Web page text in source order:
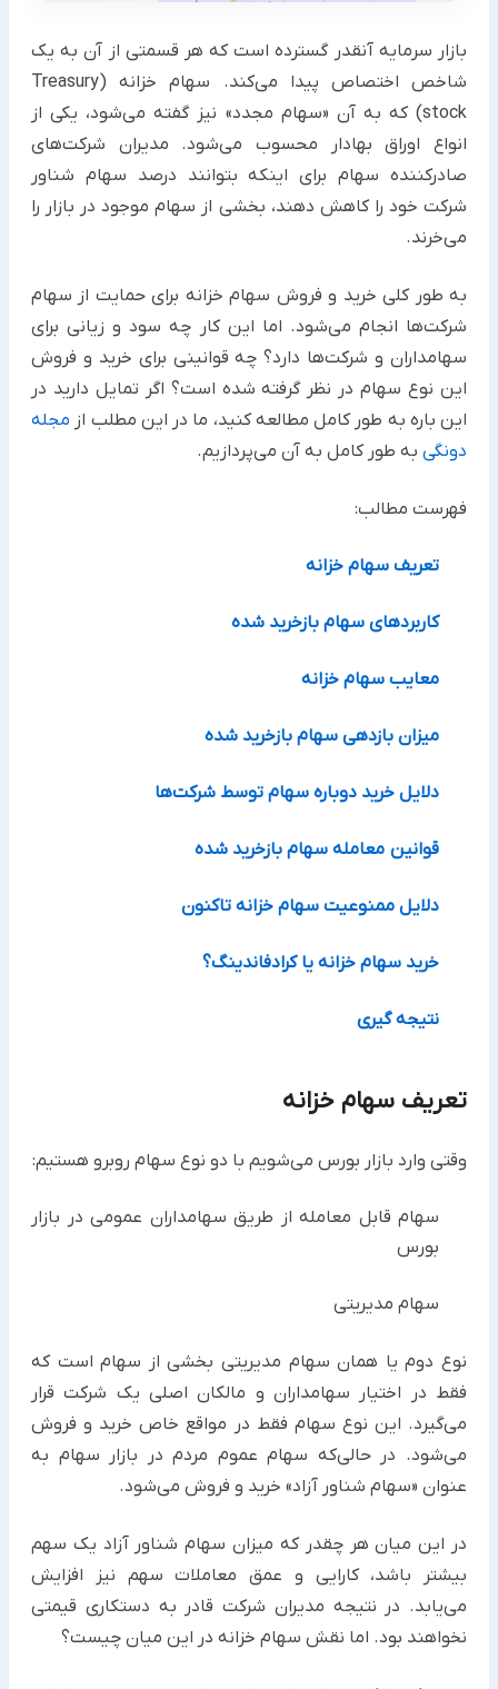
بازار سرمایه آنقدر گسترده است که هر قسمتی از آن به یک
شاخص اختصاص پیدا می‌کند. سهام خزانه (Treasury
stock) که به آن «سهام مجدد» نیز گفته می‌شود، یکی از
انواع اوراق بهادار محسوب می‌شود. مدیران شرکت‌های
صادرکننده سهام برای اینکه بتوانند درصد سهام شناور
شرکت خود را کاهش دهند، بخشی از سهام موجود در بازار را
می‌خرند.
به طور کلی خرید و فروش سهام خزانه برای حمایت از سهام
شرکت‌ها انجام می‌شود. اما این کار چه سود و زیانی برای
سهامداران و شرکت‌ها دارد؟ چه قوانینی برای خرید و فروش
این نوع سهام در نظر گرفته شده است؟ اگر تمایل دارید در
این باره به طور کامل مطالعه کنید، ما در این مطلب از مجله
دونگی به طور کامل به آن می‌پردازیم.
فهرست مطالب:
تعریف سهام خزانه
کاربردهای سهام بازخرید شده
معایب سهام خزانه
میزان بازدهی سهام بازخرید شده
دلایل خرید دوباره سهام توسط شرکت‌ها
قوانین معامله سهام بازخرید شده
دلایل ممنوعیت سهام خزانه تاکنون
خرید سهام خزانه یا کرادفاندینگ؟
نتیجه گیری
تعریف سهام خزانه
وقتی وارد بازار بورس می‌شویم با دو نوع سهام روبرو هستیم:
سهام قابل معامله از طریق سهامداران عمومی در بازار
بورس
سهام مدیریتی
نوع دوم یا همان سهام مدیریتی بخشی از سهام است که
فقط در اختیار سهامداران و مالکان اصلی یک شرکت قرار
می‌گیرد. این نوع سهام فقط در مواقع خاص خرید و فروش
می‌شود. در حالی‌که سهام عموم مردم در بازار سهام به
عنوان «سهام شناور آزاد» خرید و فروش می‌شود.
در این میان هر چقدر که میزان سهام شناور آزاد یک سهم
بیشتر باشد، کارایی و عمق معاملات سهم نیز افزایش
می‌یابد. در نتیجه مدیران شرکت قادر به دستکاری قیمتی
نخواهند بود. اما نقش سهام خزانه در این میان چیست؟